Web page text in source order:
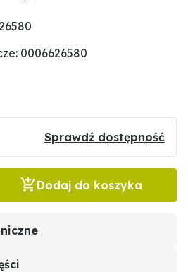
0006626580
Sprawdź dostępność
Dodaj do koszyka